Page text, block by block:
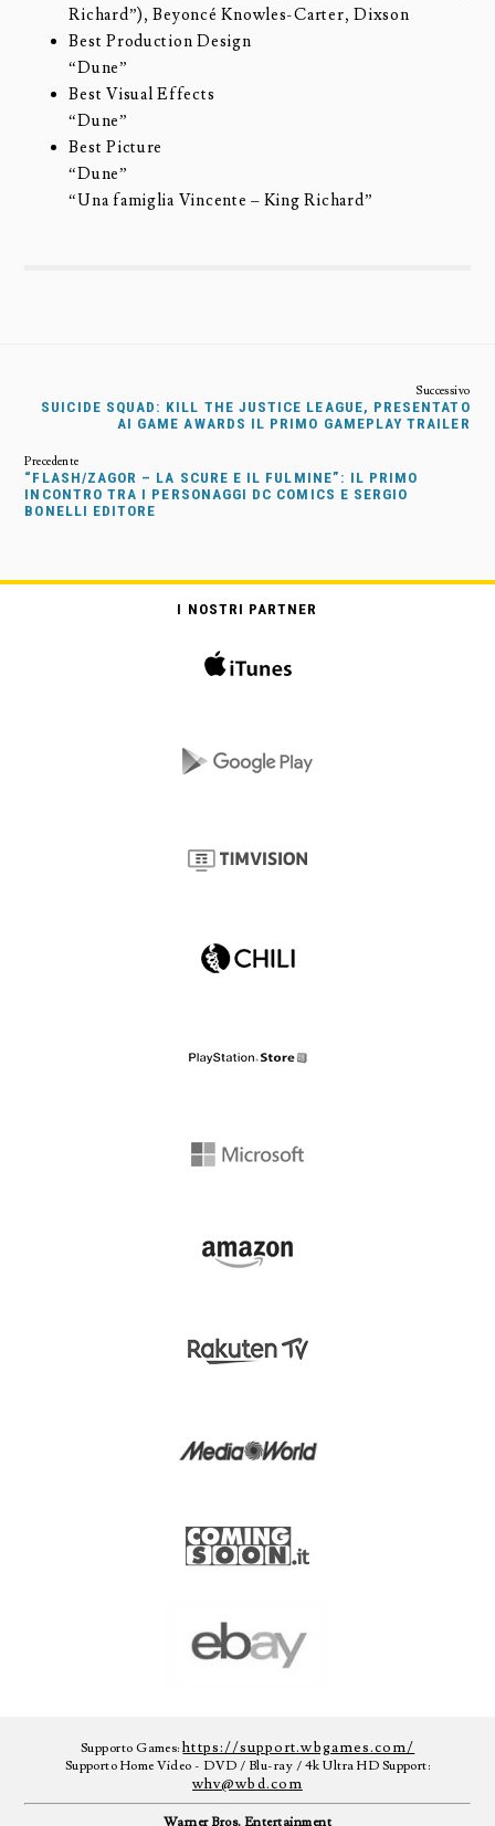
Richard”), Beyoncé Knowles-Carter, Dixson
Best Production Design
“Dune”
Best Visual Effects
“Dune”
Best Picture
“Dune”
“Una famiglia Vincente – King Richard”
SUICIDE SQUAD: KILL THE JUSTICE LEAGUE, PRESENTATO
AI GAME AWARDS IL PRIMO GAMEPLAY TRAILER
“FLASH/ZAGOR – LA SCURE E IL FULMINE”: IL PRIMO
INCONTRO TRA I PERSONAGGI DC COMICS E SERGIO
BONELLI EDITORE
I NOSTRI PARTNER
Supporto Games:https://support.wbgames.com/
Supporto Home Video - DVD / Blu-ray / 4k Ultra HD Support:
whv@wbd.com
Warner Bros. Entertainment